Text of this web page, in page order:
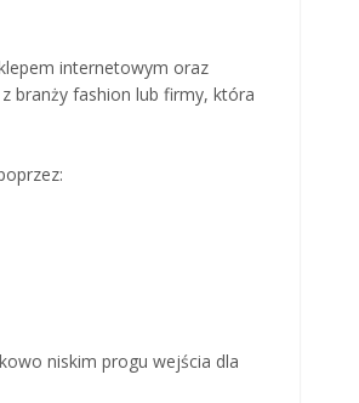
internetowym oraz
branży fashion lub firmy, która
niskim progu wejścia dla